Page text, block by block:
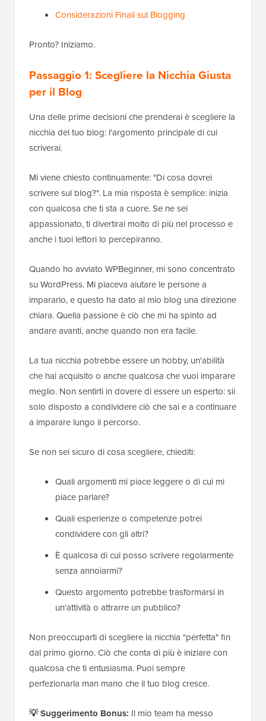
Considerazioni Finali sul Blogging
Pronto? Iniziamo.
Passaggio 1: Scegliere la Nicchia Giusta
per il Blog
Una delle prime decisioni che prenderai è scegliere la
nicchia del tuo blog: l'argomento principale di cui
scriverai.
Mi viene chiesto continuamente: "Di cosa dovrei
scrivere sul blog?". La mia risposta è semplice: inizia
con qualcosa che ti sta a cuore. Se ne sei
appassionato, ti divertirai molto di più nel processo e
anche i tuoi lettori lo percepiranno.
Quando ho avviato WPBeginner, mi sono concentrato
su WordPress. Mi piaceva aiutare le persone a
impararlo, e questo ha dato al mio blog una direzione
chiara. Quella passione è ciò che mi ha spinto ad
andare avanti, anche quando non era facile.
La tua nicchia potrebbe essere un hobby, un'abilità
che hai acquisito o anche qualcosa che vuoi imparare
meglio. Non sentirti in dovere di essere un esperto: sii
solo disposto a condividere ciò che sai e a continuare
a imparare lungo il percorso.
Se non sei sicuro di cosa scegliere, chiediti:
Quali argomenti mi piace leggere o di cui mi
piace parlare?
Quali esperienze o competenze potrei
condividere con gli altri?
È qualcosa di cui posso scrivere regolarmente
senza annoiarmi?
Questo argomento potrebbe trasformarsi in
un'attività o attrarre un pubblico?
Non preoccuparti di scegliere la nicchia "perfetta" fin
dal primo giorno. Ciò che conta di più è iniziare con
qualcosa che ti entusiasma. Puoi sempre
perfezionarla man mano che il tuo blog cresce.
💡 Suggerimento Bonus: Il mio team ha messo